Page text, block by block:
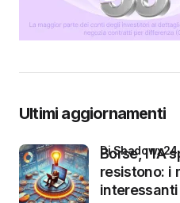
Ultimi aggiornamenti
Borse, l’IA
resistono: i
di Shadowx24